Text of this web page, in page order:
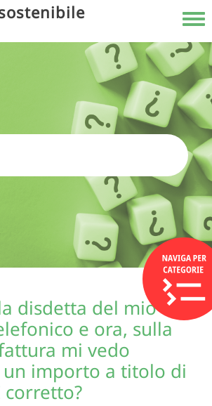
disdetta del mio
e ora, sulla
mi vedo
importo a titolo di
corretto?